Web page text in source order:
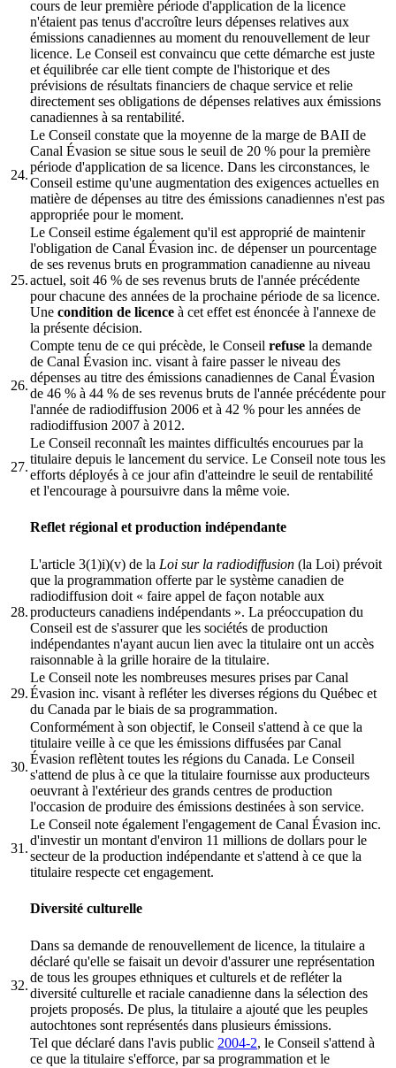
cours de leur première période d'application de la licence
n'étaient pas tenus d'accroître leurs dépenses relatives aux
émissions canadiennes au moment du renouvellement de leur
licence. Le Conseil est convaincu que cette démarche est juste
et équilibrée car elle tient compte de l'historique et des
prévisions de résultats financiers de chaque service et relie
directement ses obligations de dépenses relatives aux émissions
canadiennes à sa rentabilité.
24.
Le Conseil constate que la moyenne de la marge de BAII de
Canal Évasion se situe sous le seuil de 20 % pour la première
période d'application de sa licence. Dans les circonstances, le
Conseil estime qu'une augmentation des exigences actuelles en
matière de dépenses au titre des émissions canadiennes n'est pas
appropriée pour le moment.
25.
Le Conseil estime également qu'il est approprié de maintenir
l'obligation de Canal Évasion inc. de dépenser un pourcentage
de ses revenus bruts en programmation canadienne au niveau
actuel, soit 46 % de ses revenus bruts de l'année précédente
pour chacune des années de la prochaine période de sa licence.
Une condition de licence à cet effet est énoncée à l'annexe de
la présente décision.
26.
Compte tenu de ce qui précède, le Conseil refuse la demande
de Canal Évasion inc. visant à faire passer le niveau des
dépenses au titre des émissions canadiennes de Canal Évasion
de 46 % à 44 % de ses revenus bruts de l'année précédente pour
l'année de radiodiffusion 2006 et à 42 % pour les années de
radiodiffusion 2007 à 2012.
27.
Le Conseil reconnaît les maintes difficultés encourues par la
titulaire depuis le lancement du service. Le Conseil note tous les
efforts déployés à ce jour afin d'atteindre le seuil de rentabilité
et l'encourage à poursuivre dans la même voie.
Reflet régional et production indépendante
28.
L'article 3(1)i)(v) de la Loi sur la radiodiffusion (la Loi) prévoit
que la programmation offerte par le système canadien de
radiodiffusion doit « faire appel de façon notable aux
producteurs canadiens indépendants ». La préoccupation du
Conseil est de s'assurer que les sociétés de production
indépendantes n'ayant aucun lien avec la titulaire ont un accès
raisonnable à la grille horaire de la titulaire.
29.
Le Conseil note les nombreuses mesures prises par Canal
Évasion inc. visant à refléter les diverses régions du Québec et
du Canada par le biais de sa programmation.
30.
Conformément à son objectif, le Conseil s'attend à ce que la
titulaire veille à ce que les émissions diffusées par Canal
Évasion reflètent toutes les régions du Canada. Le Conseil
s'attend de plus à ce que la titulaire fournisse aux producteurs
oeuvrant à l'extérieur des grands centres de production
l'occasion de produire des émissions destinées à son service.
31.
Le Conseil note également l'engagement de Canal Évasion inc.
d'investir un montant d'environ 11 millions de dollars pour le
secteur de la production indépendante et s'attend à ce que la
titulaire respecte cet engagement.
Diversité culturelle
32.
Dans sa demande de renouvellement de licence, la titulaire a
déclaré qu'elle se faisait un devoir d'assurer une représentation
de tous les groupes ethniques et culturels et de refléter la
diversité culturelle et raciale canadienne dans la sélection des
projets proposés. De plus, la titulaire a ajouté que les peuples
autochtones sont représentés dans plusieurs émissions.
Tel que déclaré dans l'avis public 2004-2, le Conseil s'attend à
ce que la titulaire s'efforce, par sa programmation et le